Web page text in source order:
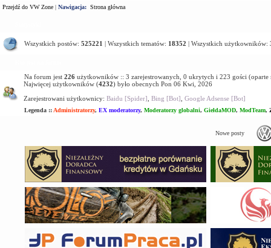
Przejdź do VW Zone | Nawigacja: Strona główna
Wszystkich postów: 525221 | Wszystkich tematów: 18352 | Wszystkich użytkowników:
Na forum jest 226 użytkowników :: 3 zarejestrowanych, 0 ukrytych i 223 gości
Najwięcej użytkowników (4232) było obecnych Pon 06 Kwi, 2026
Zarejestrowani użytkownicy: Baidu [Spider] Bing [Bot] Google Adsense [Bot]
Legenda :: Administratorzy, EX moderatorzy, Moderatorzy globalni, GiełdaMOD, ModTeam,
Nowe posty